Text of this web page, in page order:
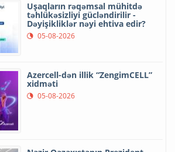
Uşaqların rəqəmsal mühitdə
təhlükəsizliyi gücləndirilir -
Dəyişikliklər nəyi ehtiva edir?
05-08-2026
Azercell-dən illik “ZengimCELL”
xidməti
05-08-2026